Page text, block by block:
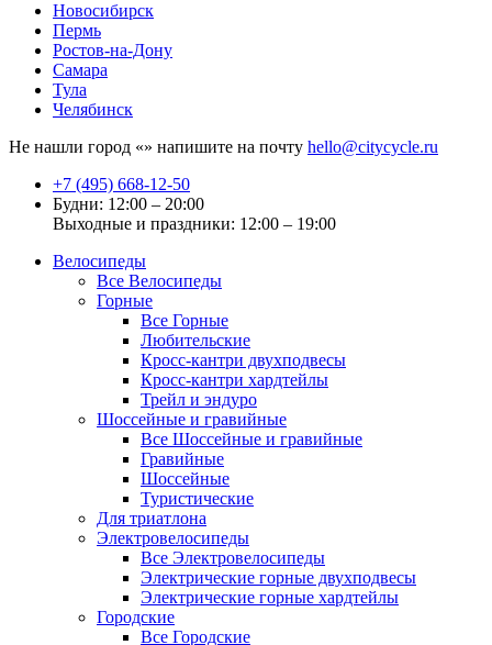
Новосибирск
Пермь
Ростов-на-Дону
Самара
Тула
Челябинск
Не нашли город «» напишите на почту hello@citycycle.ru
+7 (495) 668-12-50
Будни: 12:00 – 20:00
Выходные и праздники: 12:00 – 19:00
Велосипеды
Все Велосипеды
Горные
Все Горные
Любительские
Кросс-кантри двухподвесы
Кросс-кантри хардтейлы
Трейл и эндуро
Шоссейные и гравийные
Все Шоссейные и гравийные
Гравийные
Шоссейные
Туристические
Для триатлона
Электровелосипеды
Все Электровелосипеды
Электрические горные двухподвесы
Электрические горные хардтейлы
Городские
Все Городские